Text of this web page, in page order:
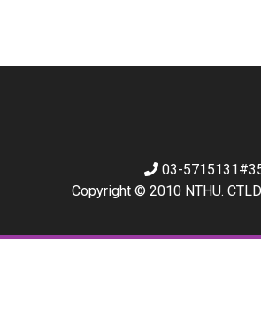
03-
Copyright © 2010 NTHU.